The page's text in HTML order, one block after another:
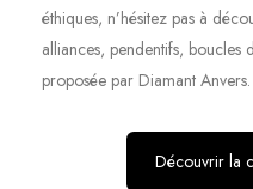
éthiques, n’hésitez pas à
alliances, pendentifs, boucles
proposée par Diamant Anvers.
Découvrir la